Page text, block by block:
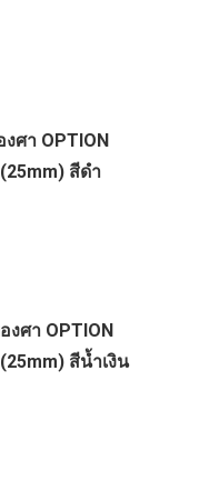
ศา OPTION
สีดำ
งศา OPTION
สีน้ำเงิน